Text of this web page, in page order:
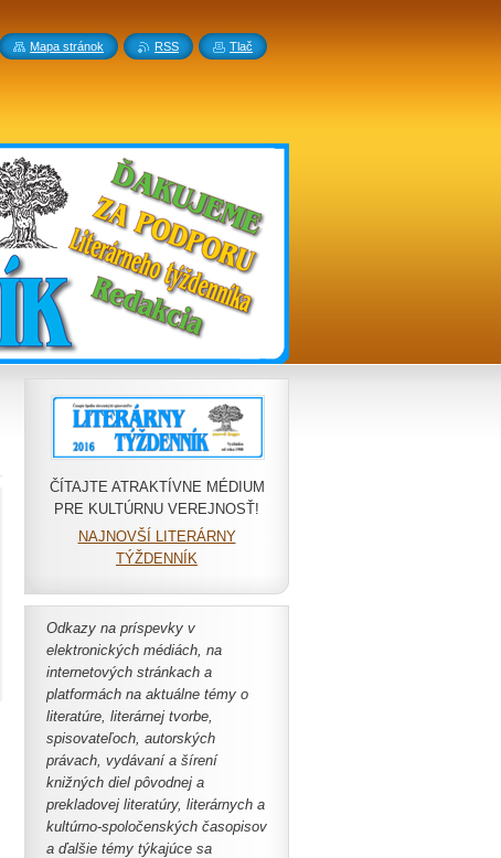
ČÍTAJTE ATRAKTÍVNE MÉDIUM
PRE KULTÚRNU VEREJNOSŤ!
NAJNOVŠÍ LITERÁRNY
TÝŽDENNÍK
Odkazy na príspevky v
elektronických médiách, na
internetových stránkach a
platformách na aktuálne témy o
literatúre, literárnej tvorbe,
spisovateľoch, autorských
právach, vydávaní a šírení
knižných diel pôvodnej a
prekladovej literatúry, literárnych a
kultúrno-spoločenských časopisov
a ďalšie témy týkajúce sa
Mapa stránok RSS Tlač